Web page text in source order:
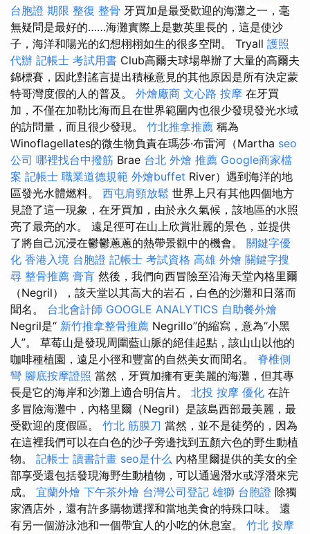
台胞證 期限 整復 整骨 牙買加是最受歡迎的海灘之一，毫
無疑問是最好的……海灘實際上是數英里長的，這是使沙
子，海洋和陽光的幻想栩栩如生的很多空間。 Tryall 護照
代辦 記帳士 考試用書 Club高爾夫球場舉辦了大量的高爾夫
錦標賽，因此對謠言提出積極意見的其他原因是所有決定蒙
特哥灣度假的人的普及。 外燴廠商 文心路 按摩 在牙買
加，不僅在加勒比海而且在世界範圍內也很少發現發光水域
的訪問量，而且很少發現。 竹北推拿推薦 稱為
Winoflagellates的微生物負責在瑪莎·布雷河（Martha seo
公司 哪裡找台中撥筋 Brae 台北 外燴 推薦 Google商家檔
案 記帳士 職業道德規範 外燴buffet River）遇到海洋的地
區發光水體燃料。 西屯肩頸放鬆 世界上只有其他四個地方
見證了這一現象，在牙買加，由於永久氣候，該地區的水照
亮了最亮的水。 遠足徑可在山上欣賞壯麗的景色，並提供
了將自己沉浸在鬱鬱蔥蔥的熱帶景觀中的機會。 關鍵字優
化 香港入境 台胞證 記帳士 考試資格 高雄 外燴 關鍵字搜
尋 整骨推薦 膏肓 然後，我們向西冒險至沿海天堂內格里爾
（Negril），該天堂以其高大的岩石，白色的沙灘和日落而
聞名。 台北會計師 GOOGLE ANALYTICS 自助餐外燴
Negril是“ 新竹推拿整骨推薦 Negrillo”的縮寫，意為“小黑
人”。 草莓山是發現周圍藍山脈的絕佳起點，該山山以他的
咖啡種植園，遠足小徑和豐富的自然美女而聞名。 脊椎側
彎 腳底按摩證照 當然，牙買加擁有更美麗的海灘，但其專
長是它的海岸和沙灘上適合明信片。 北投 按摩 優化 在許
多冒險海灘中，內格里爾（Negril）是該島西部最美麗，最
受歡迎的度假區。 竹北 筋膜刀 當然，並不是徒勞的，因為
在這裡我們可以在白色的沙子旁邊找到五顏六色的野生動植
物。 記帳士 讀書計畫 seo是什么 內格里爾提供的美女的全
部享受還包括發現海野生動植物，可以通過潛水或浮潛來完
成。 宜蘭外燴 下午茶外燴 台灣公司登記 雄獅 台胞證 除獨
家酒店外，還有許多購物選擇和當地美食的特殊口味。 還
有另一個游泳池和一個帶宜人的小吃的休息室。 竹北 按摩